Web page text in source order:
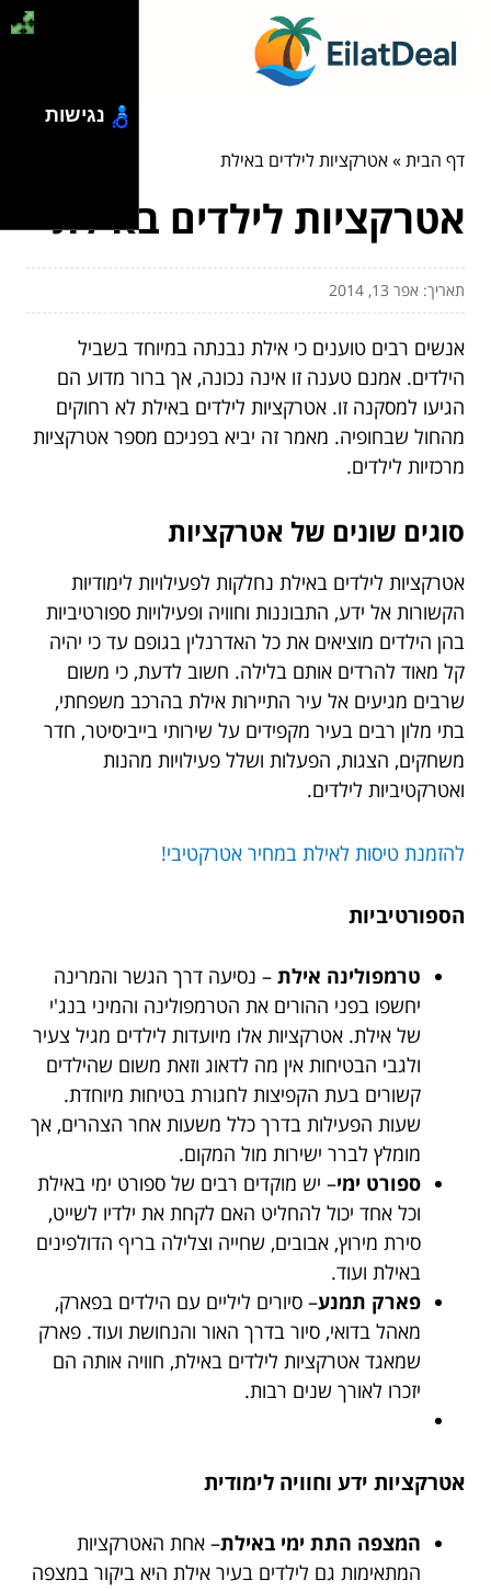
דף הבית»אטרקציות לילדים באילת
אטרקציות לילדים באילת
תאריך: אפר 13, 2014
אנשים רבים טוענים כי אילת נבנתה במיוחד בשביל
הילדים. אמנם טענה זו אינה נכונה, אך ברור מדוע הם
הגיעו למסקנה זו. אטרקציות לילדים באילת לא רחוקים
מהחול שבחופיה. מאמר זה יביא בפניכם מספר אטרקציות
מרכזיות לילדים.
סוגים שונים של אטרקציות
אטרקציות לילדים באילת נחלקות לפעילויות לימודיות
הקשורות אל ידע, התבוננות וחוויה ופעילויות ספורטיביות
בהן הילדים מוציאים את כל האדרנלין בגופם עד כי יהיה
קל מאוד להרדים אותם בלילה. חשוב לדעת, כי משום
שרבים מגיעים אל עיר התיירות אילת בהרכב משפחתי,
בתי מלון רבים בעיר מקפידים על שירותי בייביסיטר, חדר
משחקים, הצגות, הפעלות ושלל פעילויות מהנות
ואטרקטיביות לילדים.
להזמנת טיסות לאילת במחיר אטרקטיבי!
הספורטיביות
טרמפולינה אילת – נסיעה דרך הגשר והמרינה
יחשפו בפני ההורים את הטרמפולינה והמיני בנג'י
של אילת. אטרקציות אלו מיועדות לילדים מגיל צעיר
ולגבי הבטיחות אין מה לדאוג וזאת משום שהילדים
קשורים בעת הקפיצות לחגורת בטיחות מיוחדת.
שעות הפעילות בדרך כלל משעות אחר הצהרים, אך
מומלץ לברר ישירות מול המקום.
ספורט ימי– יש מוקדים רבים של ספורט ימי באילת
וכל אחד יכול להחליט האם לקחת את ילדיו לשייט,
סירת מירוץ, אבובים, שחייה וצלילה בריף הדולפינים
באילת ועוד.
פארק תמנע– סיורים ליליים עם הילדים בפארק,
מאהל בדואי, סיור בדרך האור והנחושת ועוד. פארק
שמאגד אטרקציות לילדים באילת, חוויה אותה הם
יזכרו לאורך שנים רבות.
אטרקציות ידע וחוויה לימודית
המצפה התת ימי באילת– אחת האטרקציות
המתאימות גם לילדים בעיר אילת היא ביקור במצפה
נגישות